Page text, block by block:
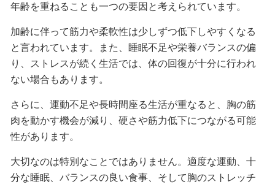
年齢を重ねることも一つの要因と考えられています。
加齢に伴って筋力や柔軟性は少しずつ低下しやすくなる
と言われています。また、睡眠不足や栄養バランスの偏
り、ストレスが続く生活では、体の回復が十分に行われ
ない場合もあります。
さらに、運動不足や長時間座る生活が重なると、胸の筋
肉を動かす機会が減り、硬さや筋力低下につながる可能
性があります。
大切なのは特別なことではありません。適度な運動、十
分な睡眠、バランスの良い食事、そして胸のストレッチ